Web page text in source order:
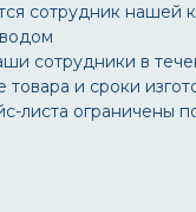
сотрудник нашей
сотрудники в
и сроки
листа